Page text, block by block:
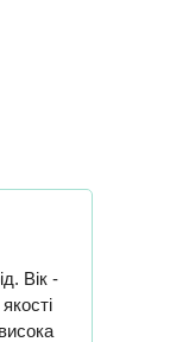
Вік -